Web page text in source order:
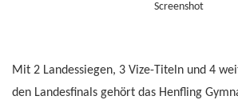
Screenshot
Mit 2 Landessiegen, 3 Vize-Titeln und 4
den Landesfinals gehört das Henfling